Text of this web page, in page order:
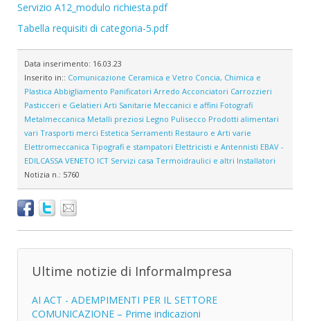
Servizio A12_modulo richiesta.pdf
Tabella requisiti di categoria-5.pdf
Data inserimento: 16.03.23
Inserito in:: Comunicazione Ceramica e Vetro Concia, Chimica e
Plastica Abbigliamento Panificatori Arredo Acconciatori Carrozzieri
Pasticceri e Gelatieri Arti Sanitarie Meccanici e affini Fotografi
Metalmeccanica Metalli preziosi Legno Pulisecco Prodotti alimentari
vari Trasporti merci Estetica Serramenti Restauro e Arti varie
Elettromeccanica Tipografi e stampatori Elettricisti e Antennisti EBAV -
EDILCASSA VENETO ICT Servizi casa Termoidraulici e altri Installatori
Notizia n.: 5760
Ultime notizie di InformaImpresa
AI ACT - ADEMPIMENTI PER IL SETTORE
COMUNICAZIONE – Prime indicazioni